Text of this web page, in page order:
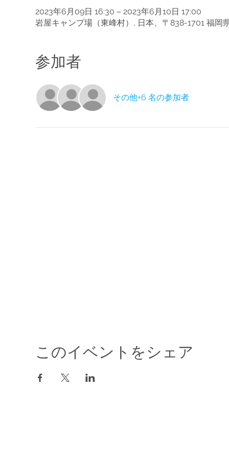
2023年6月09日 16:30 – 2023年6月10日 17:00
岩屋キャンプ場（東峰村）, 日本、〒838-1701 福岡
参加者
その他+6 名の参加者
このイベントをシェア